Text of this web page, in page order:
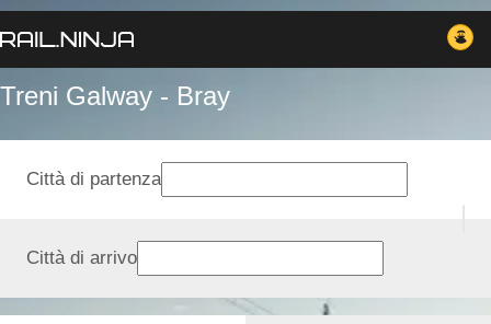
Treni Galway - Bray
Città di partenza
Città di arrivo